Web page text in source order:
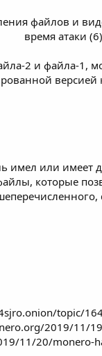
файлов и
время атаки
2 и файла-1,
версией
имел или имеет
которые
topic/
2019/11/
11/20/monero-